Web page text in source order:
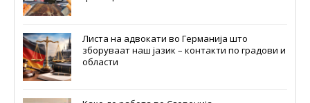
Листа на адвокати во Германија што
зборуваат наш јазик – контакти по градови и
области